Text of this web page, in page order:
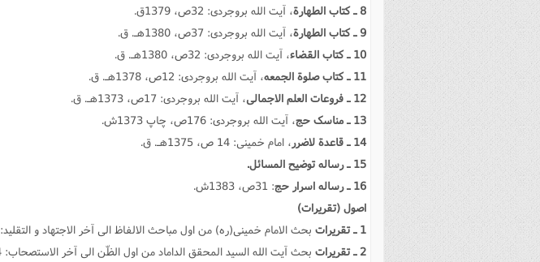
8 ـ کتاب الطهارة
، آیت الله بروجردى: 32ص، 1379ق.
9 ـ کتاب الطهارة
، آیت الله بروجردى: 37ص، 1380هـ. ق.
10 ـ کتاب القضاء
، آیت الله بروجردى: 32ص، 1380هـ. ق.
11 ـ کتاب صلوة الجمعه
، آیت الله بروجردى: 12ص، 1378هـ. ق.
12 ـ فروعات العلم الاجمالى
، آیت الله بروجردى: 17ص، 1373هـ. ق.
13 ـ مناسک حج
، آیت الله بروجردى: 176ص، چاپ 1373ش.
14 ـ قاعدة لاضرر
، امام خمینى: 14 ص، 1375هـ. ق.
15 ـ رساله توضیح المسائل.
16 ـ رساله اسرار حج
: 31ص، 1383ش.
اصول (تقریرات)
1 ـ تقریرات
بحث الامام خمینى(ره) من اول مباحث الالفاظ الى آخر الاجتهاد و التقلید: 897ص، 1381هـ. ق.
2 ـ تقریرات
بحث آیت الله السید المحقق الداماد من اول الظّن الى آخر الاستصحاب: 424ص، 1384هـ. ق.